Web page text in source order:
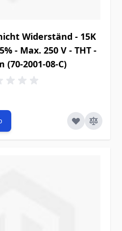
Widerständ - 15K
- Max. 250 V - THT -
(70-2001-08-C)